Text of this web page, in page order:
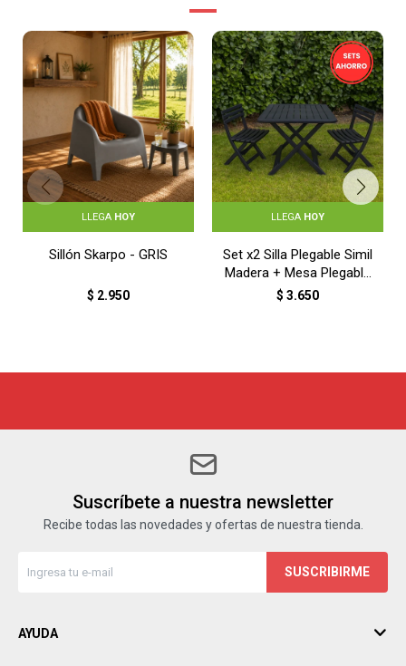
LLEGA HOY
Sillón Skarpo - GRIS
$ 2.950
LLEGA HOY
Set x2 Silla Plegable Simil
Madera + Mesa Plegable
- NEGRO
$ 3.650
Suscríbete a nuestra newsletter
Recibe todas las novedades y ofertas de nuestra tienda.
SUSCRIBIRME
AYUDA